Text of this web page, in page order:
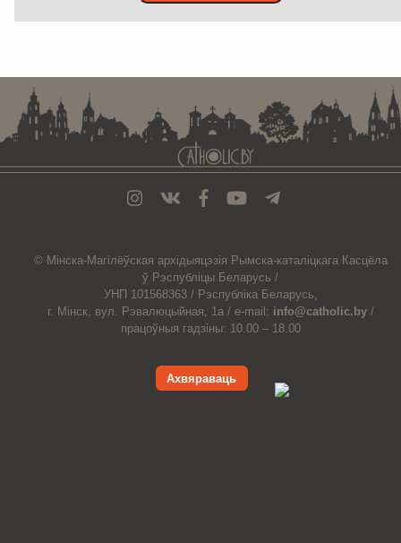
© Мiнска-Магiлёўская архiдыяцэзiя Рымска-каталіцкага Касцёла
ў Рэспубліцы Беларусь /
УНП 101568363 / Рэспубліка Беларусь,
г. Мінск, вул. Рэвалюцыйная, 1а / e-mail: info@catholic.by /
працоўныя гадзіны: 10.00 – 18.00
Ахвяраваць